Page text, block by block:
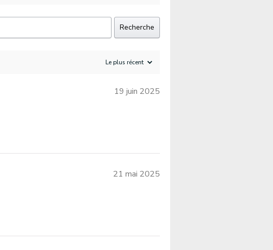
Recherche
19 juin 2025
21 mai 2025